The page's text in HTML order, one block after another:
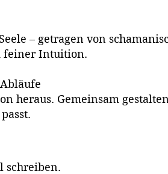
– getragen von
feiner Intuition.
heraus. Gemeinsam
schreiben.